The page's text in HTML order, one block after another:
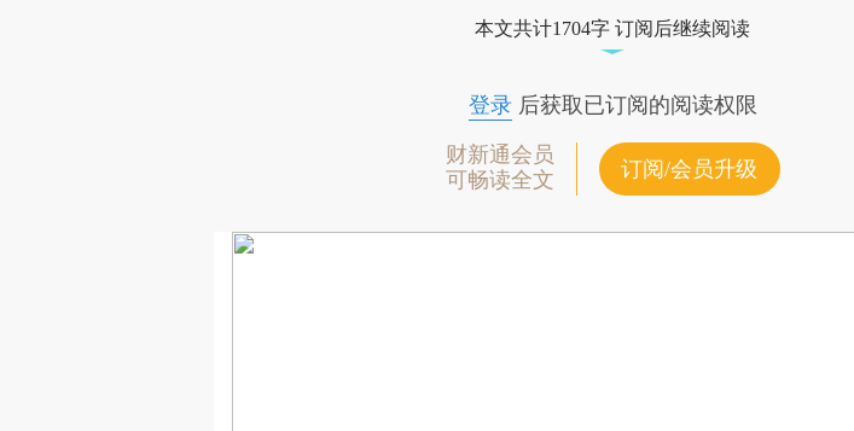
本文共计1704字 订阅后继续阅读
登录后获取已订阅的阅读权限
财新通会员
可畅读全文
订阅/会员升级